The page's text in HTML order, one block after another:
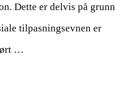
Dette er delvis på grunn
tilpasningsevnen er
…